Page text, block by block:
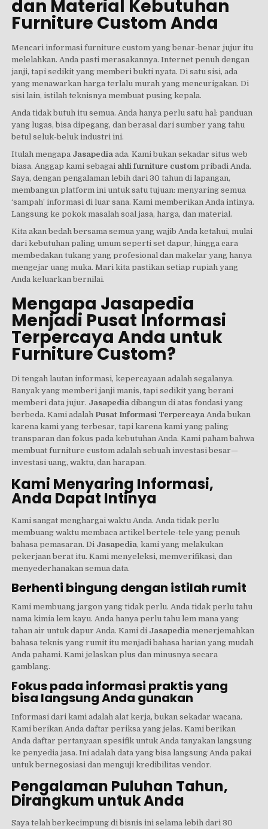
dan Material Kebutuhan
Furniture Custom Anda
Mencari informasi furniture custom yang benar-benar jujur itu
melelahkan. Anda pasti merasakannya. Internet penuh dengan
janji, tapi sedikit yang memberi bukti nyata. Di satu sisi, ada
yang menawarkan harga terlalu murah yang mencurigakan. Di
sisi lain, istilah teknisnya membuat pusing kepala.
Anda tidak butuh itu semua. Anda hanya perlu satu hal: panduan
yang lugas, bisa dipegang, dan berasal dari sumber yang tahu
betul seluk-beluk industri ini.
Itulah mengapa Jasapedia ada. Kami bukan sekadar situs web
biasa. Anggap kami sebagai ahli furniture custompribadi Anda.
Saya, dengan pengalaman lebih dari 30 tahun di lapangan,
membangun platform ini untuk satu tujuan: menyaring semua
‘sampah’ informasi di luar sana. Kami memberikan Anda intinya.
Langsung ke pokok masalah soal jasa, harga, dan material.
Kita akan bedah bersama semua yang wajib Anda ketahui, mulai
dari kebutuhan paling umum seperti set dapur, hingga cara
membedakan tukang yang profesional dan makelar yang hanya
mengejar uang muka. Mari kita pastikan setiap rupiah yang
Anda keluarkan bernilai.
Mengapa Jasapedia
Menjadi Pusat Informasi
Terpercaya Anda untuk
Furniture Custom?
Di tengah lautan informasi, kepercayaan adalah segalanya.
Banyak yang memberi janji manis, tapi sedikit yang berani
memberi data jujur. Jasapedia dibangun di atas fondasi yang
berbeda. Kami adalah Pusat Informasi Terpercaya Anda bukan
karena kami yang terbesar, tapi karena kami yang paling
transparan dan fokus pada kebutuhan Anda. Kami paham bahwa
membuat furniture custom adalah sebuah investasi besar—
investasi uang, waktu, dan harapan.
Kami Menyaring Informasi,
Anda Dapat Intinya
Kami sangat menghargai waktu Anda. Anda tidak perlu
membuang waktu membaca artikel bertele-tele yang penuh
bahasa pemasaran. Di Jasapedia, kami yang melakukan
pekerjaan berat itu. Kami menyeleksi, memverifikasi, dan
menyederhanakan semua data.
Berhenti bingung dengan istilah rumit
Kami membuang jargon yang tidak perlu. Anda tidak perlu tahu
nama kimia lem kayu. Anda hanya perlu tahu lem mana yang
tahan air untuk dapur Anda. Kami di Jasapedia menerjemahkan
bahasa teknis yang rumit itu menjadi bahasa harian yang mudah
Anda pahami. Kami jelaskan plus dan minusnya secara
gamblang.
Fokus pada informasi praktis yang
bisa langsung Anda gunakan
Informasi dari kami adalah alat kerja, bukan sekadar wacana.
Kami berikan Anda daftar periksa yang jelas. Kami berikan
Anda daftar pertanyaan spesifik untuk Anda tanyakan langsung
ke penyedia jasa. Ini adalah data yang bisa langsung Anda pakai
untuk bernegosiasi dan menguji kredibilitas vendor.
Pengalaman Puluhan Tahun,
Dirangkum untuk Anda
Saya telah berkecimpung di bisnis ini selama lebih dari 30